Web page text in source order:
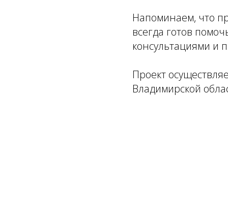
Напоминаем, что
всегда готов
консультациями и
Проект
Владимирской